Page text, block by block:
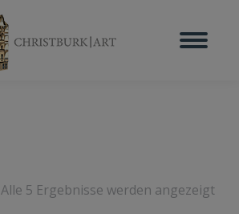
Alle 5 Ergebnisse werden angezeigt